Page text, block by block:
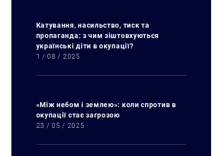
Катування, насильство, тиск та
пропаганда: з чим зіштовхуються
українські діти в окупації?
1 / 08 / 2025
«Між небом і землею»: коли спротив в
окупації стає загрозою
23 / 05 / 2025